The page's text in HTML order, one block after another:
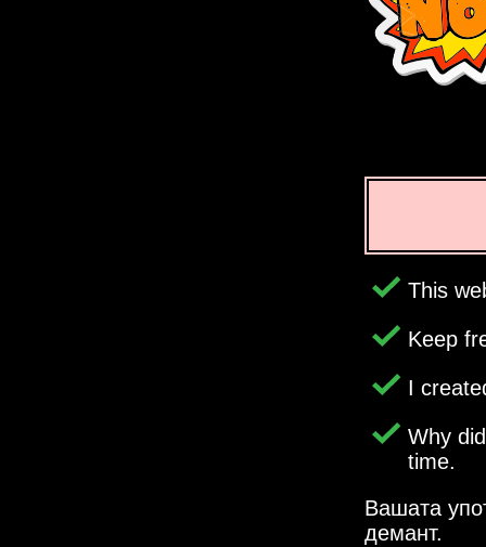
This
Keep
I
Why
time.
Вашата
демант.